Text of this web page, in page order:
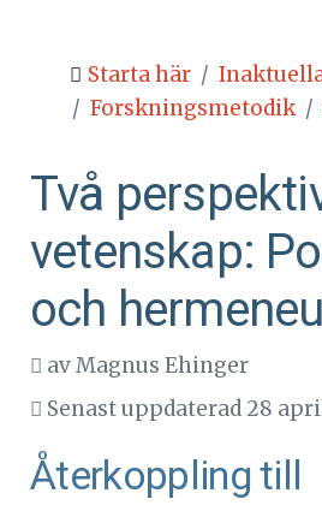
Starta här
Forskningsmetodik
Två
vetenskap:
och
avMagnus Ehinger
Senast uppdaterad 28
Återkoppling till